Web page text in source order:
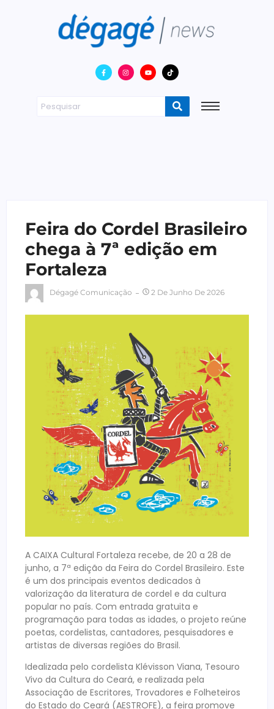
Feira do Cordel Brasileiro
chega à 7ª edição em
Fortaleza
Dégagé Comunicação 2 De Junho De 2026
A CAIXA Cultural Fortaleza recebe, de 20 a 28 de
junho, a 7ª edição da Feira do Cordel Brasileiro. Este
é um dos principais eventos dedicados à
valorização da literatura de cordel e da cultura
popular no país. Com entrada gratuita e
programação para todas as idades, o projeto reúne
poetas, cordelistas, cantadores, pesquisadores e
artistas de diversas regiões do Brasil.
Idealizada pelo cordelista Klévisson Viana, Tesouro
Vivo da Cultura do Ceará, e realizada pela
Associação de Escritores, Trovadores e Folheteiros
do Estado do Ceará (AESTROFE), a feira promove